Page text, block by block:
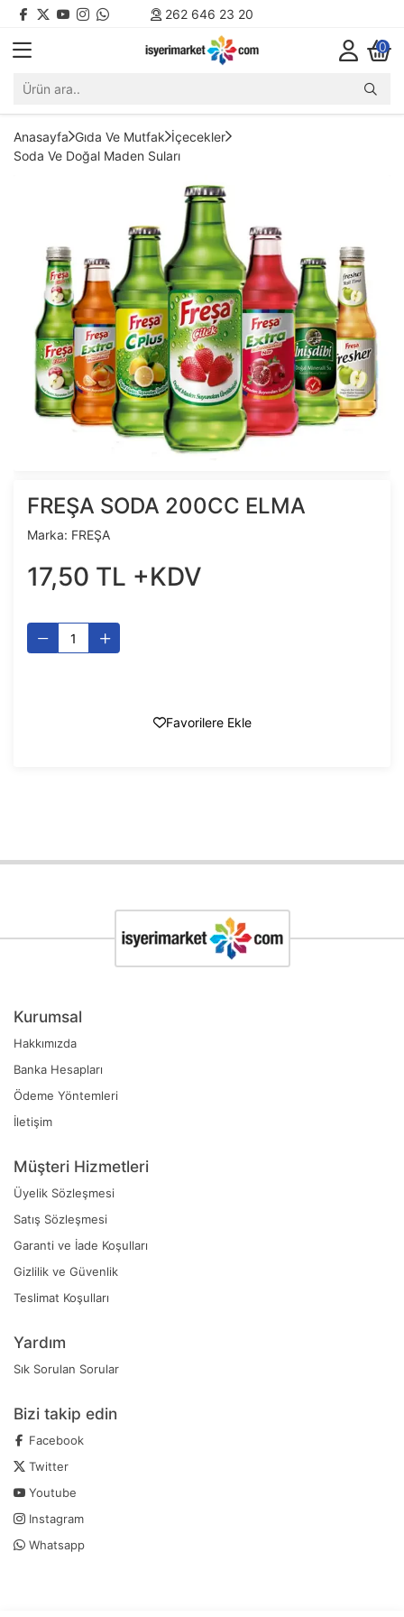
262 646 23 20
0
Anasayfa Gıda Ve Mutfak İçecekler
Soda Ve Doğal Maden Suları
FREŞA SODA 200CC ELMA
Marka: FREŞA
17,50 TL +KDV
Favorilere Ekle
Kurumsal
Hakkımızda
Banka Hesapları
Ödeme Yöntemleri
İletişim
Müşteri Hizmetleri
Üyelik Sözleşmesi
Satış Sözleşmesi
Garanti ve İade Koşulları
Gizlilik ve Güvenlik
Teslimat Koşulları
Yardım
Sık Sorulan Sorular
Bizi takip edin
Facebook
Twitter
Youtube
Instagram
Whatsapp